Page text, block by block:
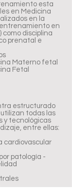
esta
en Medicina
en la
en
como disciplina
prenatal e
Materno fetal
Fetal
estructurado
todas las
y tecnológicas
entre ellas:
cardiovascular
patología -